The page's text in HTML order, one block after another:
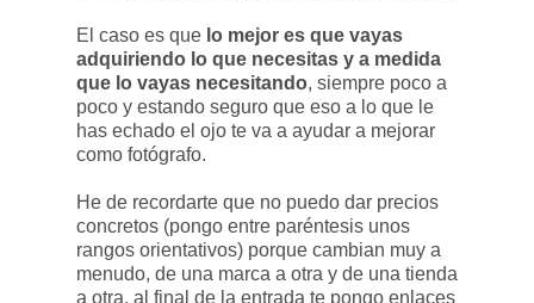
El caso es que lo mejor es que vayas
adquiriendo lo que necesitas y a medida
que lo vayas necesitando, siempre poco a
poco y estando seguro que eso a lo que le
has echado el ojo te va a ayudar a mejorar
como fotógrafo.
He de recordarte que no puedo dar precios
concretos (pongo entre paréntesis unos
rangos orientativos) porque cambian muy a
menudo, de una marca a otra y de una tienda
a otra, al final de la entrada te pongo enlaces